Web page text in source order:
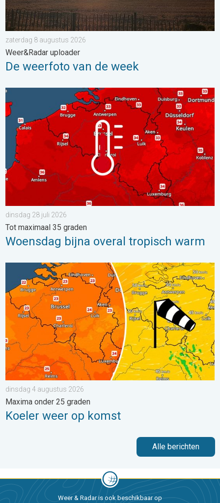
zaterdag 8 augustus 2026
Weer&Radar uploader
De weerfoto van de week
Woensdag bijna overal tropisch warm. Tot maximaal 35
dinsdag 28 juli 2026
Tot maximaal 35 graden
Woensdag bijna overal tropisch warm
Koeler weer op komst. Maxima onder 25 graden. . . dinsdag
dinsdag 4 augustus 2026
Maxima onder 25 graden
Koeler weer op komst
Alle berichten
Weer & Radar is ook beschikbaar op